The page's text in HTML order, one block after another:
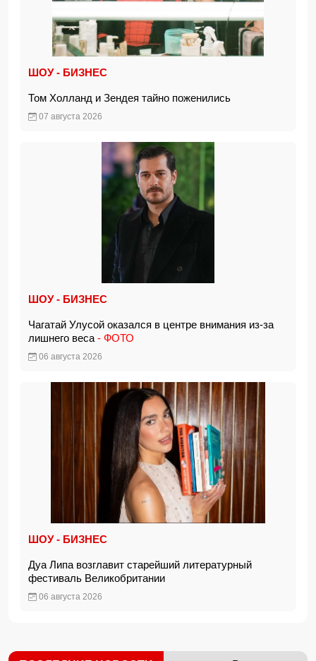
ШОУ - БИЗНЕС
Том Холланд и Зендея тайно поженились
07 августа 2026
ШОУ - БИЗНЕС
Чагатай Улусой оказался в центре внимания из-за
лишнего веса - ФОТО
06 августа 2026
ШОУ - БИЗНЕС
Дуа Липа возглавит старейший литературный
фестиваль Великобритании
06 августа 2026